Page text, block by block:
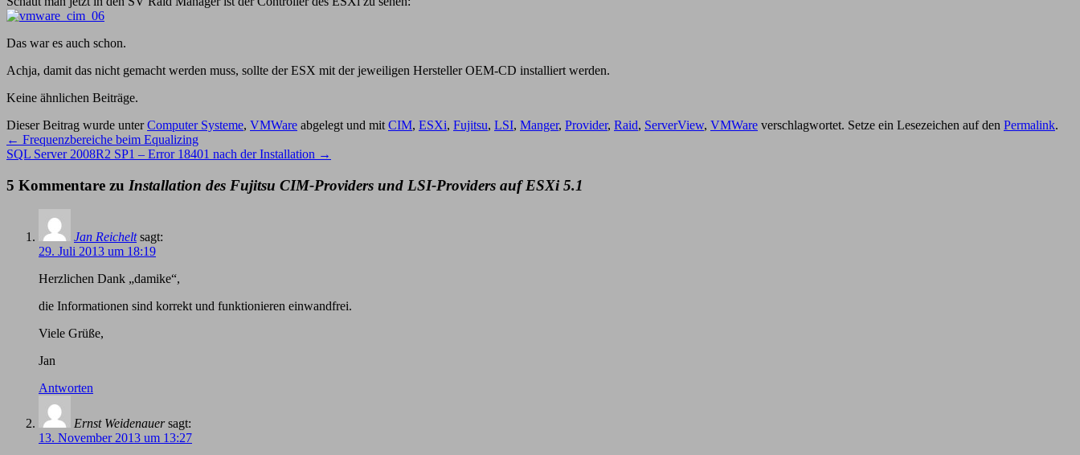
Das war es auch schon.
Achja, damit das nicht gemacht werden muss, sollte der ESX mit der jeweiligen Hersteller OEM-CD installiert werden.
Keine ähnlichen Beiträge.
Dieser Beitrag wurde unterComputer Systeme, VMWare abgelegt und mit CIM, ESXi, Fujitsu, LSI, Manger, Provider, Raid, ServerView, VMWare verschlagwortet. Setze ein Lesezeichen auf den Permalink.
← Frequenzbereiche beim Equalizing
SQL Server 2008R2 SP1 – Error 18401 nach der Installation →
5 Kommentare zu Installation des Fujitsu CIM-Providers und LSI-Providers auf ESXi 5.1
Jan Reichelt sagt:
29. Juli 2013 um 18:19
Herzlichen Dank „damike“,
die Informationen sind korrekt und funktionieren einwandfrei.
Viele Grüße,
Jan
Antworten
Ernst Weidenauer sagt:
13. November 2013 um 13:27